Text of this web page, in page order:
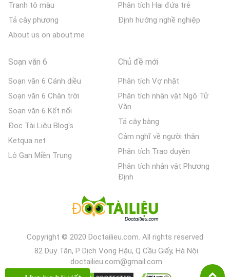
Tranh tô màu
Tả cây phượng
About us on about.me
Phân tích Hai đứa trẻ
Định hướng nghề nghiệp
Soạn văn 6
Soạn văn 6 Cánh diều
Soạn văn 6 Chân trời
Soạn văn 6 Kết nối
Đọc Tài Liệu Blog's
Ketqua net
Lô Gan Miền Trung
Chủ đề mới
Phân tích Vợ nhặt
Phân tích nhân vật Ngô Tử
Văn
Tả cây bàng
Cảm nghĩ về người thân
Phân tích Trao duyên
Phân tích nhân vật Phương
Định
Copyright © 2020 Doctailieu.com. All rights reserved
82 Duy Tân, P Dịch Vọng Hậu, Q Cầu Giấy, Hà Nội
doctailieu.com@gmail.com